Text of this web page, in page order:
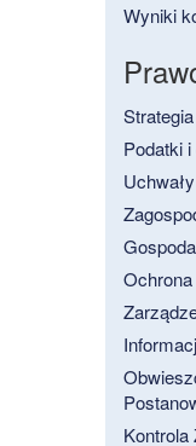
Wyniki
Podatki